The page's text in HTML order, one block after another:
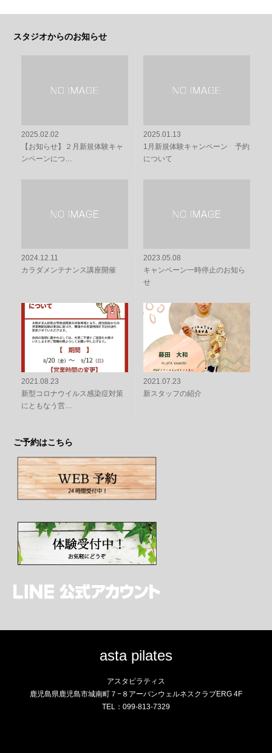
スタジオからのお知らせ
2025.02.02
【お知らせ】２月新規体験キャ
ンペーンにつ…
2025.01.13
1月新規体験キャンペーン 予約
について
2024.12.11
カラダメンテナンス講座開催
2023.05.08
キャンペーン一時停止のお知ら
せ
2021.08.23
新型コロナウイルス感染症対策
にともなう営…
2021.07.23
新スタッフの紹介
ご予約はこちら
asta pilates
アスタピラティス
鹿児島県鹿児島市城南町７−８アーバンウェルネスクラブERG 4F
TEL：099-813-7329